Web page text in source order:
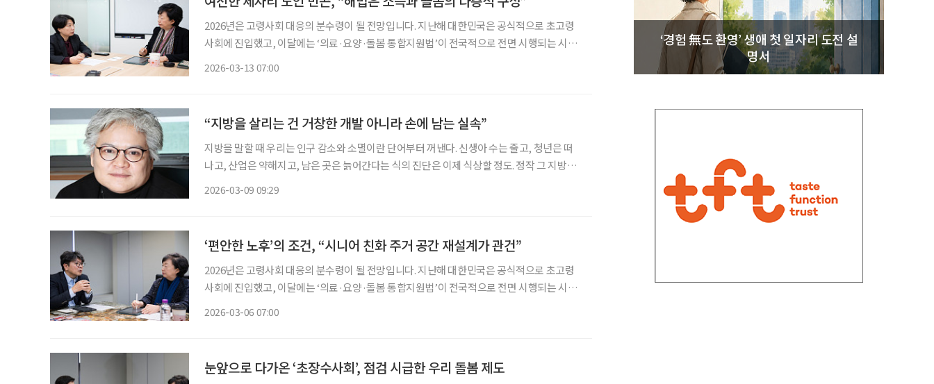
2026년은 고령사회 대응의 분수령이 될 전망입니다. 지난해 대한민국은 공식적으로 초고령
사회에 진입했고, 이달에는 ‘의료·요양·돌봄 통합지원법’이 전국적으로 전면 시행되는 시점
2026-03-13 07:00
“지방을 살리는 건 거창한 개발 아니라 손에 남는 실속”
지방을 말할 때 우리는 인구 감소와 소멸이란 단어부터 꺼낸다. 신생아 수는 줄고, 청년은 떠
나고, 산업은 약해지고, 남은 곳은 늙어간다는 식의 진단은 이제 식상할 정도. 정작 그 지방에
2026-03-09 09:29
‘편안한 노후’의 조건, “시니어 친화 주거 공간 재설계가 관건”
2026년은 고령사회 대응의 분수령이 될 전망입니다. 지난해 대한민국은 공식적으로 초고령
사회에 진입했고, 이달에는 ‘의료·요양·돌봄 통합지원법’이 전국적으로 전면 시행되는 시점
2026-03-06 07:00
눈앞으로 다가온 ‘초장수사회’, 점검 시급한 우리 돌봄 제도
‘경험 無도 환영’ 생애 첫 일자리 도전 설
명서